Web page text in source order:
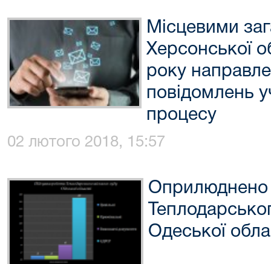
Місцевими
Херсонської
року
повідомлень
процесу
02 лютого 2018, 15:57
Оприлюднено
Одеської